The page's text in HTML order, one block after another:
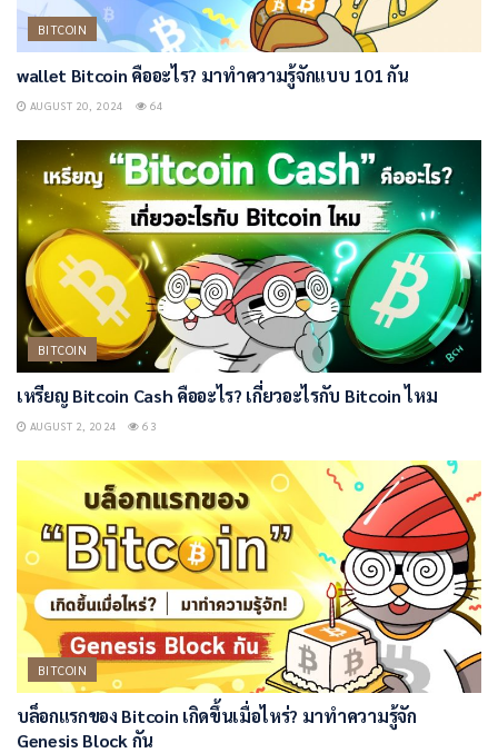
BITCOIN
wallet Bitcoin คืออะไร? มาทำความรู้จักแบบ 101 กัน
AUGUST 20, 2024 64
BITCOIN
เหรียญ Bitcoin Cash คืออะไร? เกี่ยวอะไรกับ Bitcoin ไหม
AUGUST 2, 2024 63
BITCOIN
บล็อกแรกของ Bitcoin เกิดขึ้นเมื่อไหร่? มาทำความรู้จัก
Genesis Block กัน